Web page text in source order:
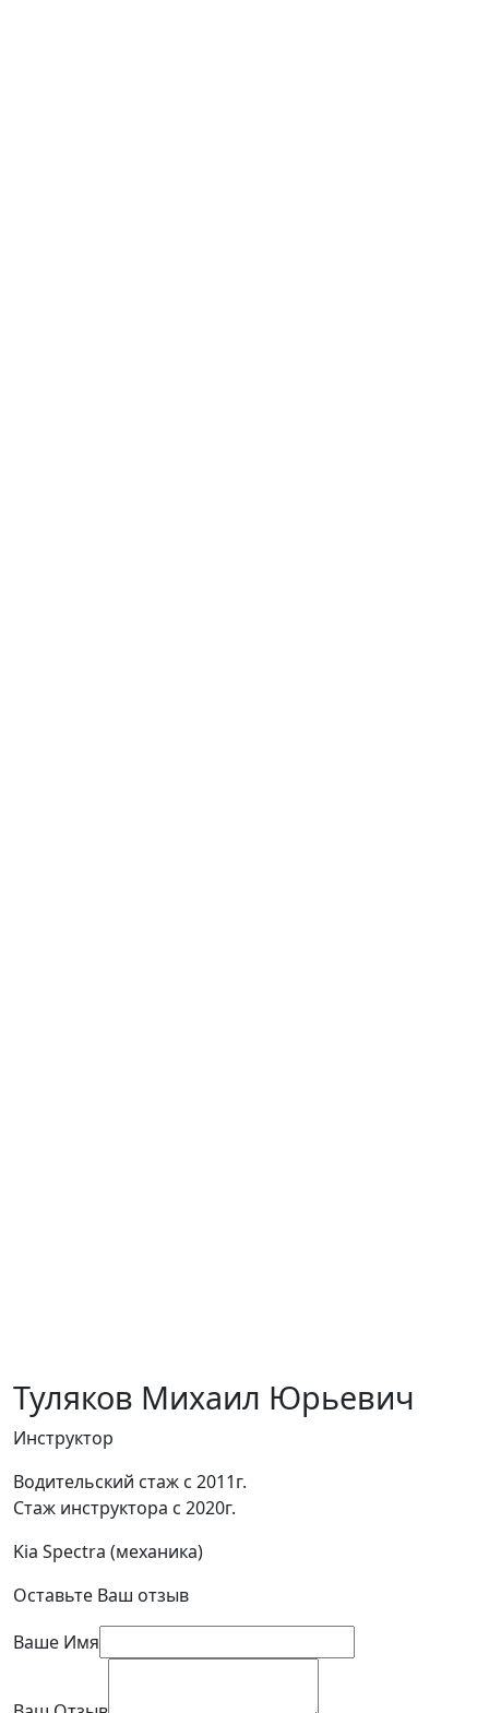
Туляков Михаил Юрьевич
Инструктор
Водительский стаж с 2011г.
Стаж инструктора с 2020г.
Kia Spectra (механика)
Оставьте Ваш отзыв
Ваше Имя